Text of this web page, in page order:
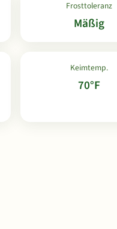
Frosttoleranz
Mäßig
Keimtemp.
70°F